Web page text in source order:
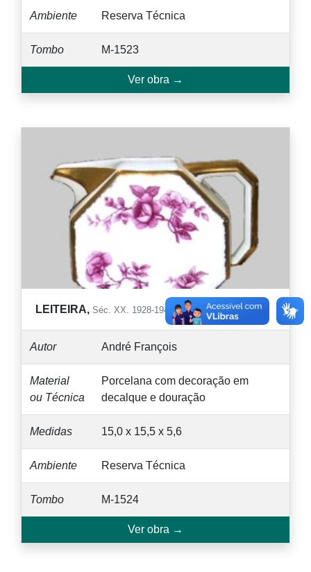
Ambiente Reserva Técnica
Tombo M-1523
Ver obra →
LEITEIRA, Séc. XX. 1928-1942.
Autor André François
Material
ou Técnica
Porcelana com decoração em
decalque e douração
Medidas 15,0 x 15,5 x 5,6
Ambiente Reserva Técnica
Tombo M-1524
Ver obra →